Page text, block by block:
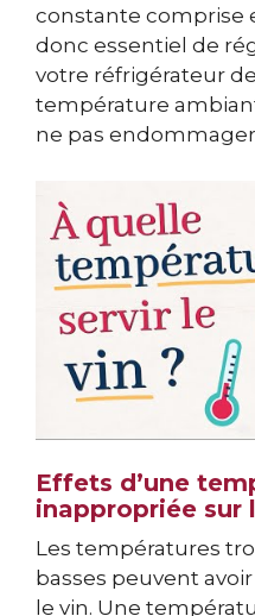
constante comprise
donc essentiel de
votre réfrigérateur
température
ne pas
Effets d’une
inappropriée sur
Les températures
basses peuvent
le vin. Une